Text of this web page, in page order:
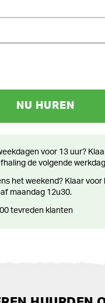
NU HUREN
de volgende
maandag 12u30.
tevreden klanten